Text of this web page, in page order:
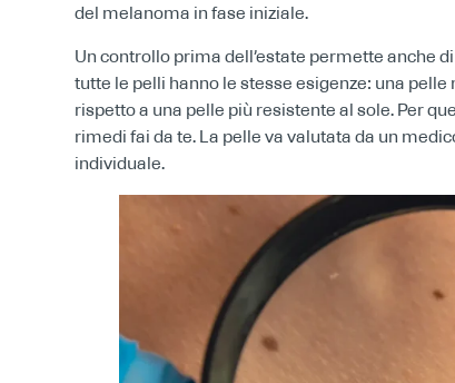
del melanoma in fase iniziale.
Un controllo prima dell’estate permette anche
tutte le pelli hanno le stesse esigenze: una
rispetto a una pelle più resistente al sole. Per
rimedi fai da te. La pelle va valutata da un
individuale.